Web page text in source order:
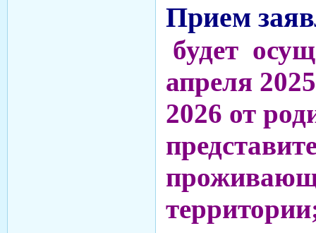
Прием
будет
апреля
2026 от